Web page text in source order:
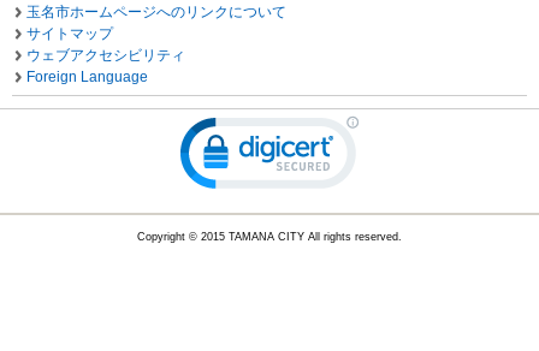
玉名市ホームページへのリンクについて
サイトマップ
ウェブアクセシビリティ
Foreign Language
Copyright © 2015 TAMANA CITY All rights reserved.